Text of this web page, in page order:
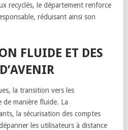
recyclés, le département renforce
réduisant ainsi son
FLUIDE ET DES
la transition vers les
de manière fluide. La
la sécurisation des comptes
les utilisateurs à distance